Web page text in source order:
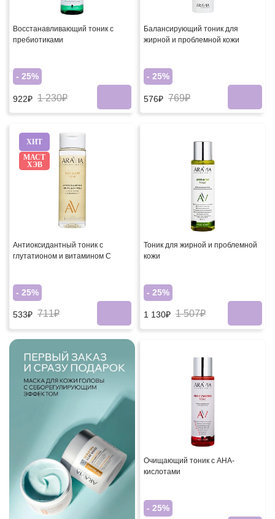
Восстанавливающий тоник с
пребиотиками
- 25%
922₽ 1 230₽
Балансирующий тоник для
жирной и проблемной кожи
- 25%
576₽ 769₽
ХИТ
МАСТ
ХЭВ
Антиоксидантный тоник с
глутатионом и витамином С
- 25%
533₽ 711₽
Тоник для жирной и проблемной
кожи
- 25%
1 130₽ 1 507₽
Очищающий тоник с AHA-
кислотами
- 25%